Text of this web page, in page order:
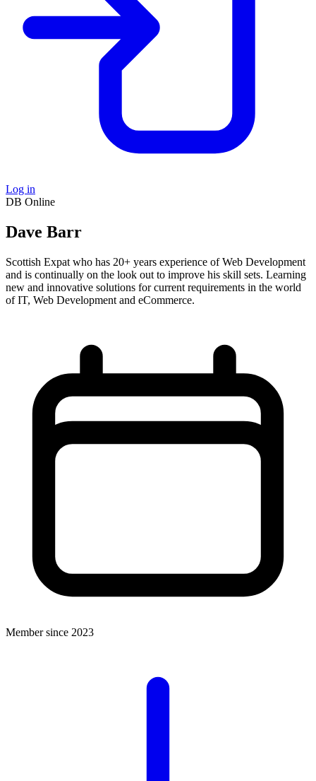
Log in
DB Online
Dave Barr
Scottish Expat who has 20+ years experience of Web Development
and is continually on the look out to improve his skill sets. Learning
new and innovative solutions for current requirements in the world
of IT, Web Development and eCommerce.
Member since 2023